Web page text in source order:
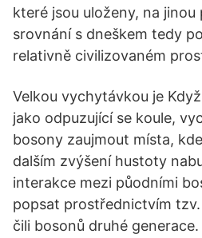
které jsou uloženy, na jinou
srovnání s dneškem tedy
relativně civilizovaném
Velkou vychytávkou je
jako odpuzující se koule,
bosony zaujmout místa,
dalším zvýšení hustoty
interakce mezi půodními
popsat prostřednictvím
čili bosonů druhé